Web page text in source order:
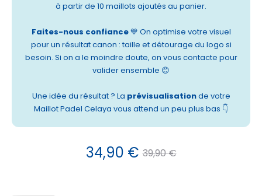
à partir de 10 maillots ajoutés au panier.
Faites-nous confiance💙 On optimise votre visuel
pour un résultat canon : taille et détourage du logo si
besoin. Si on a le moindre doute, on vous contacte pour
valider ensemble 😊
Une idée du résultat ? La prévisualisationde votre
Maillot Padel Celaya vous attend un peu plus bas 👇
39,90€
Le
34,90 €